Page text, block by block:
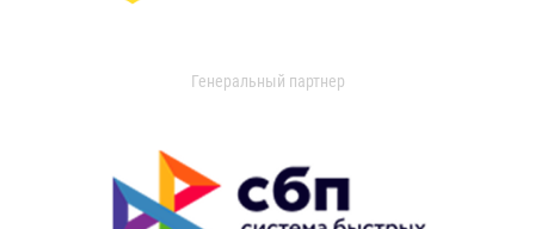
Генеральный партнер